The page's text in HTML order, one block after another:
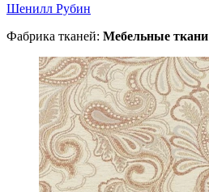
Шенилл Рубин
Фабрика тканей: Мебельные ткани